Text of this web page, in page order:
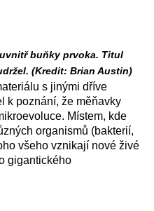
buňky prvoka. Titul
(Kredit: Brian Austin)
s jinými dříve
k poznání, že měňavky
Místem, kde
organismů (bakterií,
všeho vznikají nové živé
gigantického